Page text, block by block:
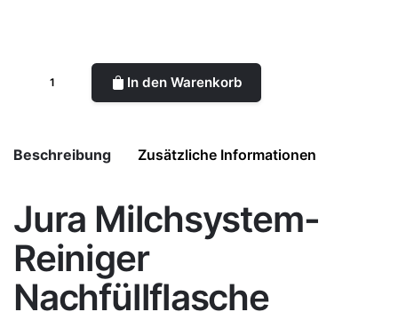
In den Warenkorb
Beschreibung Zusätzliche Informationen
Jura Milchsystem-
Reiniger
Nachfüllflasche
Größe 375 g, 180 g, 90 g